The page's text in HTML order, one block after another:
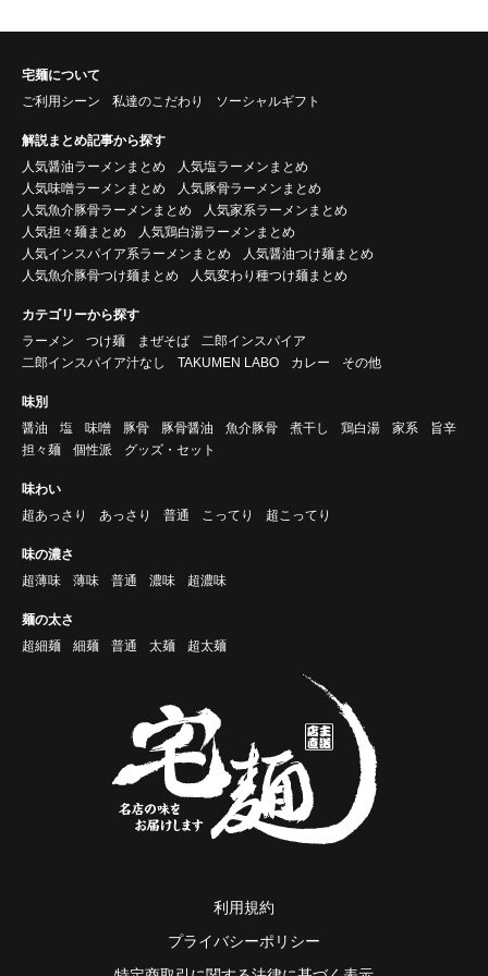
宅麺について
ご利用シーン
私達のこだわり ソーシャルギフト
解説まとめ記事から探す
人気醤油ラーメンまとめ
人気塩ラーメンまとめ
人気味噌ラーメンまとめ
人気豚骨ラーメンまとめ
人気魚介豚骨ラーメンまとめ
人気家系ラーメンまとめ
人気担々麺まとめ
人気鶏白湯ラーメンまとめ
人気インスパイア系ラーメンまとめ
人気醤油つけ麺まとめ
人気魚介豚骨つけ麺まとめ
人気変わり種つけ麺まとめ
カテゴリーから探す
ラーメン
つけ麺 まぜそば
二郎インスパイア
二郎インスパイア汁なし
TAKUMEN LABO カレー その他
味別
醤油
塩 味噌 豚骨 豚骨醤油 魚介豚骨 煮干し 鶏白湯 家系
旨辛
担々麺
個性派 グッズ・セット
味わい
超あっさり
あっさり 普通 こってり 超こってり
味の濃さ
超薄味
薄味 普通 濃味 超濃味
麺の太さ
超細麺
細麺 普通 太麺 超太麺
利用規約
プライバシーポリシー